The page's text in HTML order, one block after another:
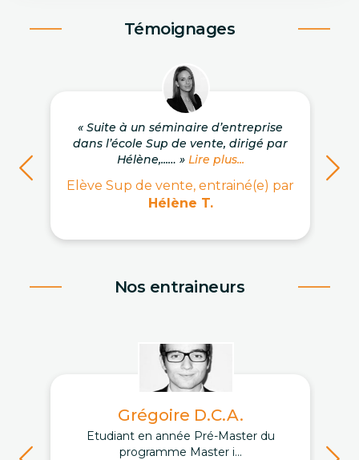
Témoignages
« Suite à un séminaire d’entreprise
dans l’école Sup de vente, dirigé par
Hélène,...… » Lire plus...
Elève Sup de vente, entrainé(e) par
Hélène T.
Nos entraineurs
Grégoire D.C.A.
Etudiant en année Pré-Master du
programme Master i...